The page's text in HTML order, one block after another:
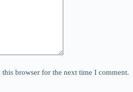
browser for the next time I comment.